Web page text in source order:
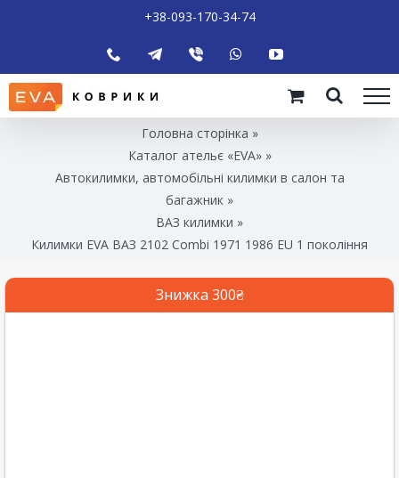
+38-093-170-34-74
Головна сторінка »
Каталог ательє «EVA»»
Автокилимки, автомобільні килимки в салон та
багажник »
ВАЗ килимки »
Килимки EVA ВАЗ 2102 Combi 1971 1986 EU 1 покоління
Знижка 300₴